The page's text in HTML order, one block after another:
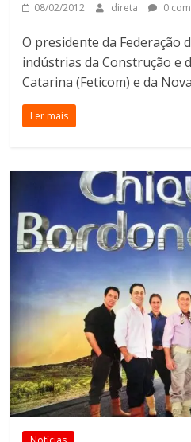
08/02/2012 direta 0
O presidente da Federação
indústrias da Construção e
Catarina (Feticom) e da Nova
Ler mais